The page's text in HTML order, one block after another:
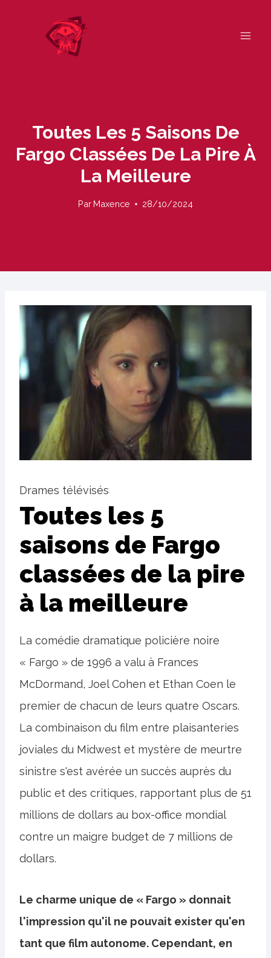
Toutes Les 5 Saisons De
Fargo Classées De La Pire À
La Meilleure
Par Maxence 28/10/2024
Drames télévisés
Toutes les 5
saisons de Fargo
classées de la pire
à la meilleure
La comédie dramatique policière noire
« Fargo » de 1996 a valu à Frances
McDormand, Joel Cohen et Ethan Coen le
premier de chacun de leurs quatre Oscars.
La combinaison du film entre plaisanteries
joviales du Midwest et mystère de meurtre
sinistre s'est avérée un succès auprès du
public et des critiques, rapportant plus de 51
millions de dollars au box-office mondial
contre un maigre budget de 7 millions de
dollars.
Le charme unique de « Fargo » donnait
l'impression qu'il ne pouvait exister qu'en
tant que film autonome. Cependant, en